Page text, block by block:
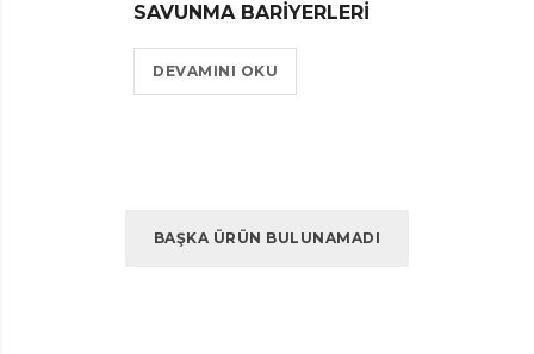
SAVUNMA BARIYERLERI
DEVAMINI OKU
BAŞKA ÜRÜN BULUNAMADI